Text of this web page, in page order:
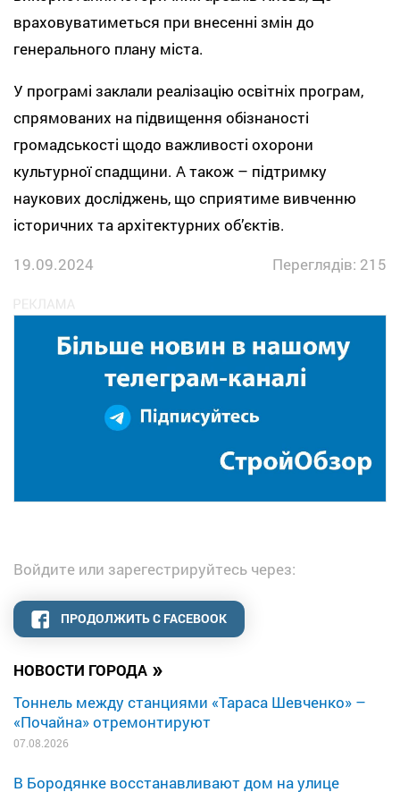
НОВОСТИ ГОРОДА »
Тоннель между станциями «Тараса Шевченко» –
«Почайна» отремонтируют
07.08.2026
В Бородянке восстанавливают дом на улице
враховуватиметься при внесенні змін до
генерального плану міста.
У програмі заклали реалізацію освітніх програм,
спрямованих на підвищення обізнаності
громадськості щодо важливості охорони
культурної спадщини. А також – підтримку
наукових досліджень, що сприятиме вивченню
історичних та архітектурних об’єктів.
19.09.2024
Переглядів: 215
Войдите или зарегестрируйтесь через:
ПРОДОЛЖИТЬ С FACEBOOK